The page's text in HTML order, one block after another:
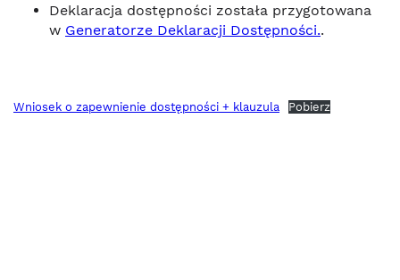
Deklaracja dostępności została przygotowana
w Generatorze Deklaracji Dostępności..
Wniosek o zapewnienie dostępności + klauzula Pobierz